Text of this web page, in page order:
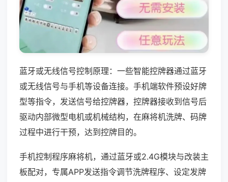
蓝牙或无线信号控制原理：一些智能控牌器通过蓝牙
或无线信号与手机等设备连接。手机端软件预设好牌
型等指令，发送信号给控牌器，控牌器接收到信号后
驱动内部微型电机或机械结构，在麻将机洗牌、码牌
过程中进行干预，达到控牌目的。
手机控制程序麻将机，通过蓝牙或2.4G模块与改装主
板配对，专属APP发送指令调节洗牌程序、设定发牌